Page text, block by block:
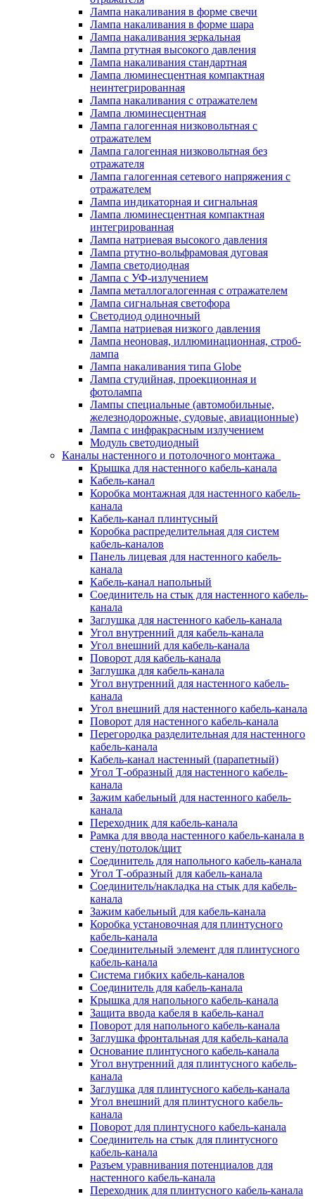
Лампа накаливания в форме свечи
Лампа накаливания в форме шара
Лампа накаливания зеркальная
Лампа ртутная высокого давления
Лампа накаливания стандартная
Лампа люминесцентная компактная
неинтегрированная
Лампа накаливания с отражателем
Лампа люминесцентная
Лампа галогенная низковольтная с
отражателем
Лампа галогенная низковольтная без
отражателя
Лампа галогенная сетевого напряжения с
отражателем
Лампа индикаторная и сигнальная
Лампа люминесцентная компактная
интегрированная
Лампа натриевая высокого давления
Лампа ртутно-вольфрамовая дуговая
Лампа светодиодная
Лампа с УФ-излучением
Лампа металлогалогенная с отражателем
Лампа сигнальная светофора
Светодиод одиночный
Лампа натриевая низкого давления
Лампа неоновая, иллюминационная, строб-
лампа
Лампа накаливания типа Globe
Лампа студийная, проекционная и
фотолампа
Лампы специальные (автомобильные,
железнодорожные, судовые, авиационные)
Лампа с инфракрасным излучением
Модуль светодиодный
Каналы настенного и потолочного монтажа
Крышка для настенного кабель-канала
Кабель-канал
Коробка монтажная для настенного кабель-
канала
Кабель-канал плинтусный
Коробка распределительная для систем
кабель-каналов
Панель лицевая для настенного кабель-
канала
Кабель-канал напольный
Соединитель на стык для настенного кабель-
канала
Заглушка для настенного кабель-канала
Угол внутренний для кабель-канала
Угол внешний для кабель-канала
Поворот для кабель-канала
Заглушка для кабель-канала
Угол внутренний для настенного кабель-
канала
Угол внешний для настенного кабель-канала
Поворот для настенного кабель-канала
Перегородка разделительная для настенного
кабель-канала
Кабель-канал настенный (парапетный)
Угол Т-образный для настенного кабель-
канала
Зажим кабельный для настенного кабель-
канала
Переходник для кабель-канала
Рамка для ввода настенного кабель-канала в
стену/потолок/щит
Соединитель для напольного кабель-канала
Угол Т-образный для кабель-канала
Соединитель/накладка на стык для кабель-
канала
Зажим кабельный для кабель-канала
Коробка установочная для плинтусного
кабель-канала
Соединительный элемент для плинтусного
кабель-канала
Система гибких кабель-каналов
Соединитель для кабель-канала
Крышка для напольного кабель-канала
Защита ввода кабеля в кабель-канал
Поворот для напольного кабель-канала
Заглушка фронтальная для кабель-канала
Основание плинтусного кабель-канала
Угол внутренний для плинтусного кабель-
канала
Заглушка для плинтусного кабель-канала
Угол внешний для плинтусного кабель-
канала
Поворот для плинтусного кабель-канала
Соединитель на стык для плинтусного
кабель-канала
Разъем уравнивания потенциалов для
настенного кабель-канала
Переходник для плинтусного кабель-канала